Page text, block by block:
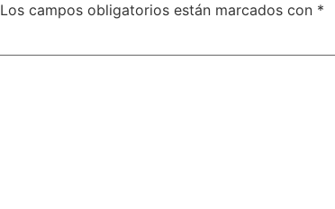
Los campos obligatorios están marcados con *